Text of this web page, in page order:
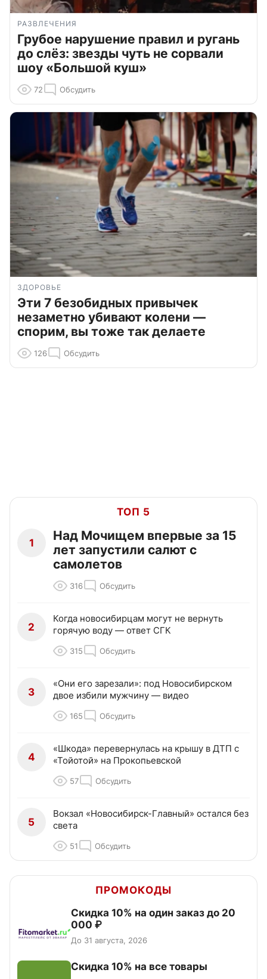
РАЗВЛЕЧЕНИЯ
Грубое нарушение правил и ругань
до слёз: звезды чуть не сорвали
шоу «Большой куш»
72 Обсудить
ЗДОРОВЬЕ
Эти 7 безобидных привычек
незаметно убивают колени —
спорим, вы тоже так делаете
126 Обсудить
ТОП 5
1
Над Мочищем впервые за 15
лет запустили салют с
самолетов
316 Обсудить
2
Когда новосибирцам могут не вернуть
горячую воду — ответ СГК
315 Обсудить
3
«Они его зарезали»: под Новосибирском
двое избили мужчину — видео
165 Обсудить
4
«Шкода» перевернулась на крышу в ДТП с
«Тойотой» на Прокопьевской
57 Обсудить
5
Вокзал «Новосибирск-Главный» остался без
света
51 Обсудить
ПРОМОКОДЫ
Скидка 10% на один заказ до 20
000 ₽
До 31 августа, 2026
Скидка 10% на все товары